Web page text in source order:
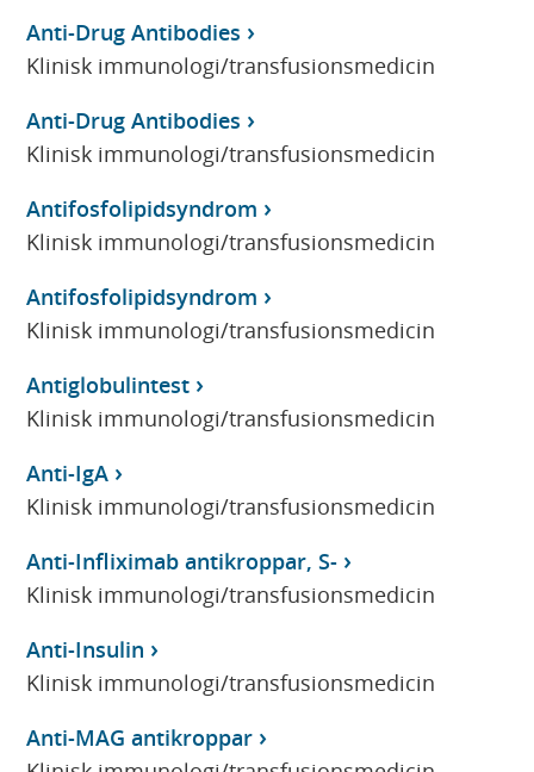
Anti-Drug Antibodies
Klinisk immunologi/transfusionsmedicin
Anti-Drug Antibodies
Klinisk immunologi/transfusionsmedicin
Antifosfolipidsyndrom
Klinisk immunologi/transfusionsmedicin
Antifosfolipidsyndrom
Klinisk immunologi/transfusionsmedicin
Antiglobulintest
Klinisk immunologi/transfusionsmedicin
Anti-IgA
Klinisk immunologi/transfusionsmedicin
Anti-Infliximab antikroppar, S-
Klinisk immunologi/transfusionsmedicin
Anti-Insulin
Klinisk immunologi/transfusionsmedicin
Anti-MAG antikroppar